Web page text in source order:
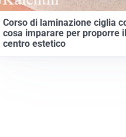
Corso di laminazione ciglia
cosa imparare per proporre
centro estetico